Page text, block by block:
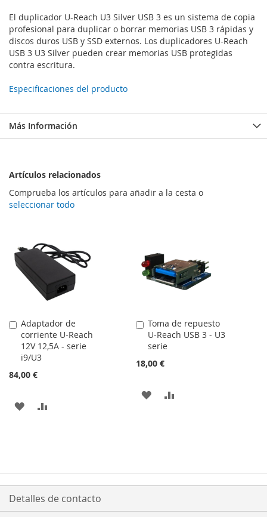
El duplicador U-Reach U3 Silver USB 3 es un sistema de copia
profesional para duplicar o borrar memorias USB 3 rápidas y
discos duros USB y SSD externos. Los duplicadores U-Reach
USB 3 U3 Silver pueden crear memorias USB protegidas
contra escritura.
Especificaciones del producto
Más Información
Artículos relacionados
Comprueba los artículos para añadir a la cesta o
seleccionar todo
Adaptador de
corriente U-Reach
12V 12,5A - serie
i9/U3
84,00 €
Añadir
al
carrito
AÑADIR
DE
DESEOS
Toma de repuesto
U-Reach USB 3 - U3
serie
18,00 €
Añadir
al
carrito
AÑADIR
DE
Detalles de contacto